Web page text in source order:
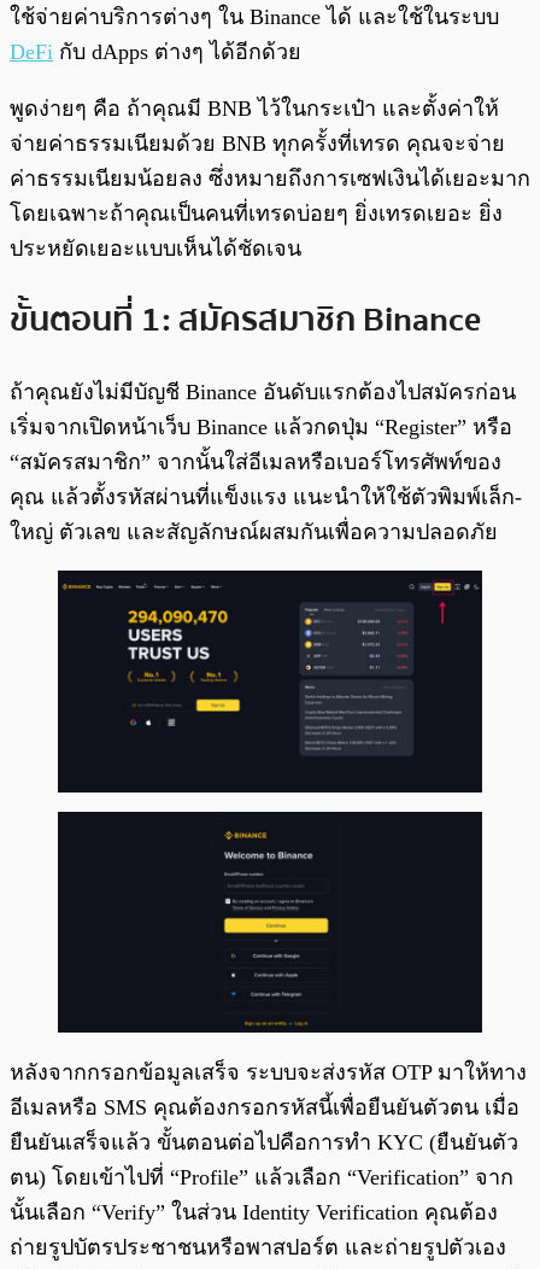
ใช้จ่ายค่าบริการต่างๆ ใน Binance ได้ และใช้ในระบบ
DeFi กับ dApps ต่างๆ ได้อีกด้วย
พูดง่ายๆ คือ ถ้าคุณมี BNB ไว้ในกระเป๋า และตั้งค่าให้
จ่ายค่าธรรมเนียมด้วย BNB ทุกครั้งที่เทรด คุณจะจ่าย
ค่าธรรมเนียมน้อยลง ซึ่งหมายถึงการเซฟเงินได้เยอะมาก
โดยเฉพาะถ้าคุณเป็นคนที่เทรดบ่อยๆ ยิ่งเทรดเยอะ ยิ่ง
ประหยัดเยอะแบบเห็นได้ชัดเจน
ขั้นตอนที่ 1: สมัครสมาชิก Binance
ถ้าคุณยังไม่มีบัญชี Binance อันดับแรกต้องไปสมัครก่อน
เริ่มจากเปิดหน้าเว็บ Binance แล้วกดปุ่ม “Register” หรือ
“สมัครสมาชิก” จากนั้นใส่อีเมลหรือเบอร์โทรศัพท์ของ
คุณ แล้วตั้งรหัสผ่านที่แข็งแรง แนะนำให้ใช้ตัวพิมพ์เล็ก-
ใหญ่ ตัวเลข และสัญลักษณ์ผสมกันเพื่อความปลอดภัย
หลังจากกรอกข้อมูลเสร็จ ระบบจะส่งรหัส OTP มาให้ทาง
อีเมลหรือ SMS คุณต้องกรอกรหัสนี้เพื่อยืนยันตัวตน เมื่อ
ยืนยันเสร็จแล้ว ขั้นตอนต่อไปคือการทำ KYC (ยืนยันตัว
ตน) โดยเข้าไปที่ “Profile” แล้วเลือก “Verification” จาก
นั้นเลือก “Verify” ในส่วน Identity Verification คุณต้อง
ถ่ายรูปบัตรประชาชนหรือพาสปอร์ต และถ่ายรูปตัวเอง